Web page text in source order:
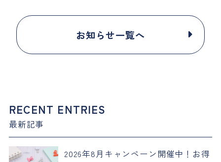
お知らせ一覧へ
RECENT ENTRIES
最新記事
2026年8月キャンペーン開催中！お得